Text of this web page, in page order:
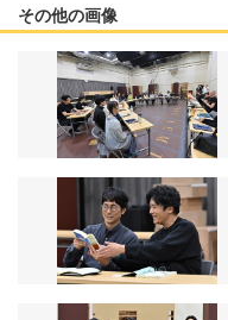
その他の画像